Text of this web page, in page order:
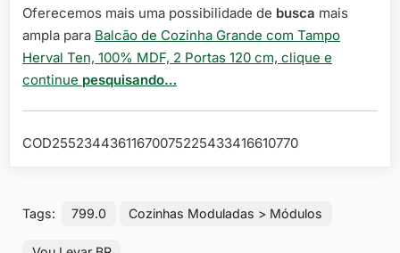
Oferecemos mais uma possibilidade de busca mais
ampla para Balcão de Cozinha Grande com Tampo
Herval Ten, 100% MDF, 2 Portas 120 cm, clique e
continue pesquisando…
COD25523443611670075225433416610770
Tags: 799.0 Cozinhas Moduladas > Módulos